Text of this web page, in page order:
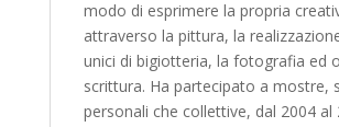
modo di esprimere la propria
attraverso la pittura, la
unici di bigiotteria, la fotografia ed
scrittura. Ha partecipato a mostre,
personali che collettive, dal 2004 al